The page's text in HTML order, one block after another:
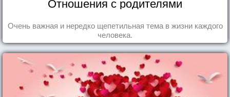
Очень важная и нередко щепетильная тема в жизни каждого
человека.